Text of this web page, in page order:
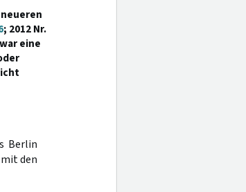
; 2012 Nr.
eine
Berlin
den